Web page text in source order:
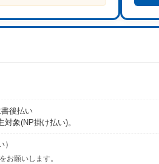
後払い
象(NP掛け払い)。
お願いします。